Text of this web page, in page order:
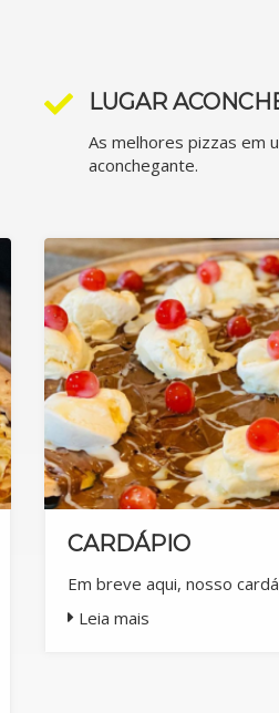
LUGAR
As melhores pizzas em
aconchegante.
CARDÁPIO
Em breve aqui, nosso
Leia mais